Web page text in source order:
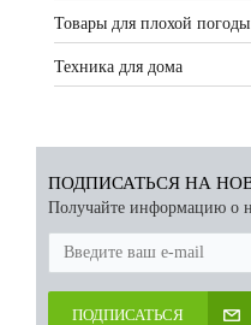
Товары для плохой погоды
Техника для дома
ПОДПИСАТЬСЯ НА
Получайте информацию о
ПОДПИСАТЬСЯ